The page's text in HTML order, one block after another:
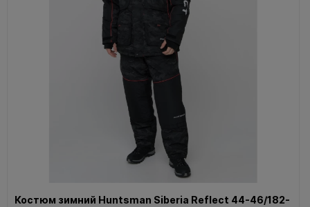
Костюм зимний Huntsman Siberia Reflect 44-46/182-